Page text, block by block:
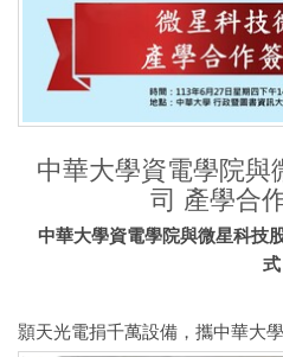
中華大學資電學院與
司 產學合
中華大學資電學院與微星科技
式
顥天光電捐千萬設備，攜中華大學